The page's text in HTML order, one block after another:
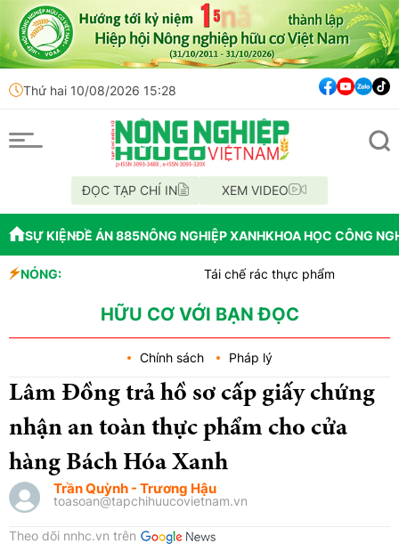
Thứ hai 10/08/2026 15:28
ĐỌC TẠP CHÍ IN XEM VIDEO
SỰ KIỆNĐỀ ÁN 885NÔNG NGHIỆP XANHKHOA HỌC CÔNG
NÓNG:
Tái chế rác thực phẩm có thể làm gia
Sức sống kỳ diệu của thực vật giữa
HỮU CƠ VỚI BẠN ĐỌC
Chính sách Pháp lý
Lâm Đồng trả hồ sơ cấp giấy chứng
nhận an toàn thực phẩm cho cửa
hàng Bách Hóa Xanh
Trần Quỳnh - Trương Hậu
toasoan@tapchihuucovietnam.vn
Theo dõi nnhc.vn trên